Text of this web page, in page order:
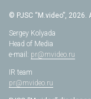
© PJSC “M.video”,
Sergey Kolyada
Head of Media
e-mail: pr@mvideo.ru
IR team
pr@mvideo.ru